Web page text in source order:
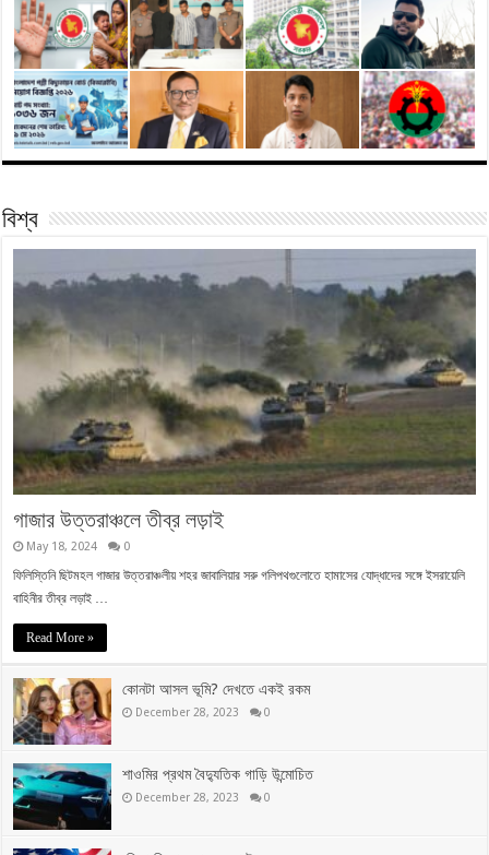
বিশ্ব
গাজার উত্তরাঞ্চলে তীব্র লড়াই
May 18, 2024 0
ফিলিস্তিনি ছিটমহল গাজার উত্তরাঞ্চলীয় শহর জাবালিয়ার সরু গলিপথগুলোতে হামাসের যোদ্ধাদের সঙ্গে ইসরায়েলি
বাহিনীর তীব্র লড়াই …
Read More »
কোনটা আসল ভূমি? দেখতে একই রকম
December 28, 2023 0
শাওমির প্রথম বৈদ্যুতিক গাড়ি উন্মোচিত
December 28, 2023 0